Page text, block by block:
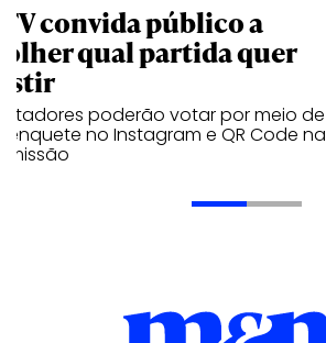
TV convida público a
qual partida quer
poderão votar por meio de
enquete no Instagram e QR Code na